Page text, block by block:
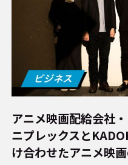
アニメ映画配給会社
ニプレックスと
け合わせたアニメ映